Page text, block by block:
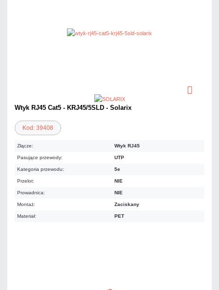
Wtyk RJ45 Cat5 - KRJ45/5SLD - Solarix
Kod: 39408
Złącze: Wtyk RJ45
Pasujące przewody: UTP
Kategoria przewodu: 5e
Przelot: NIE
Prowadnica: NIE
Montaż: Zaciskany
Materiał: PET